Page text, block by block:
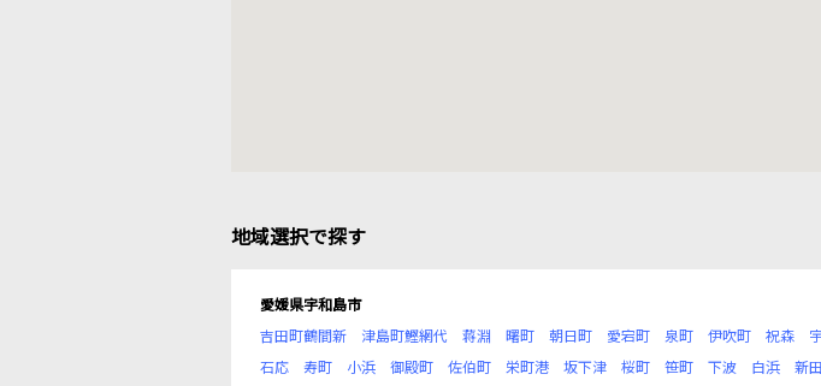
地域選択で探す
愛媛県宇和島市
吉田町鶴間新
津島町鰹網代 蒋淵 曙町 朝日町 愛宕町 泉町 伊吹町 祝森
石応
寿町 小浜 御殿町 佐伯町 栄町港 坂下津 桜町 笹町 下波 白浜 新